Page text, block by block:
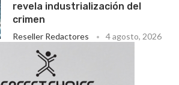
revela industrialización del
crimen
Reseller Redactores 4 agosto, 2026